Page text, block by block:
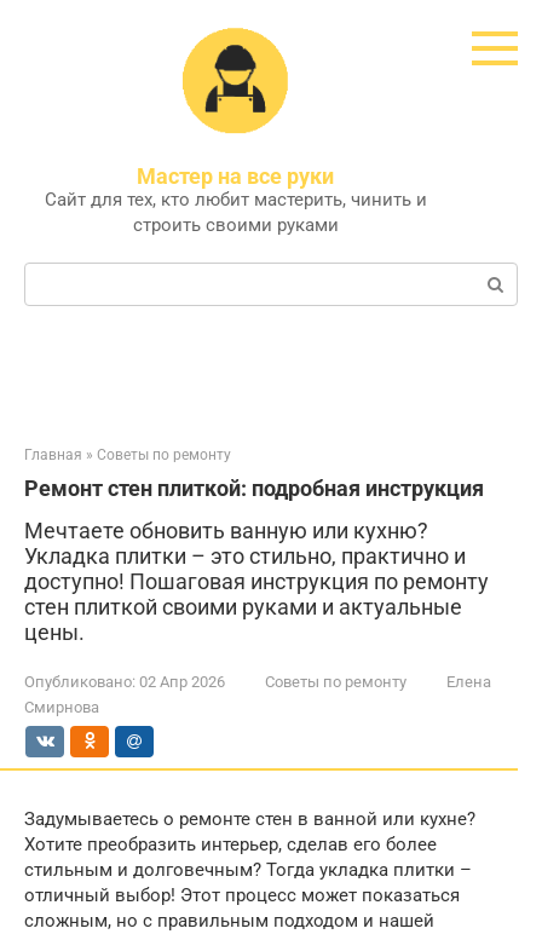
Мастер на все руки
Сайт для тех, кто любит мастерить, чинить и
строить своими руками
Поиск:
Главная » Советы по ремонту
Ремонт стен плиткой: подробная инструкция
Мечтаете обновить ванную или кухню?
Укладка плитки – это стильно, практично и
доступно! Пошаговая инструкция по ремонту
стен плиткой своими руками и актуальные
цены.
Опубликовано: 02 Апр 2026 Советы по ремонту
Елена
Смирнова
Задумываетесь о ремонте стен в ванной или кухне?
Хотите преобразить интерьер, сделав его более
стильным и долговечным? Тогда укладка плитки –
отличный выбор! Этот процесс может показаться
сложным, но с правильным подходом и нашей